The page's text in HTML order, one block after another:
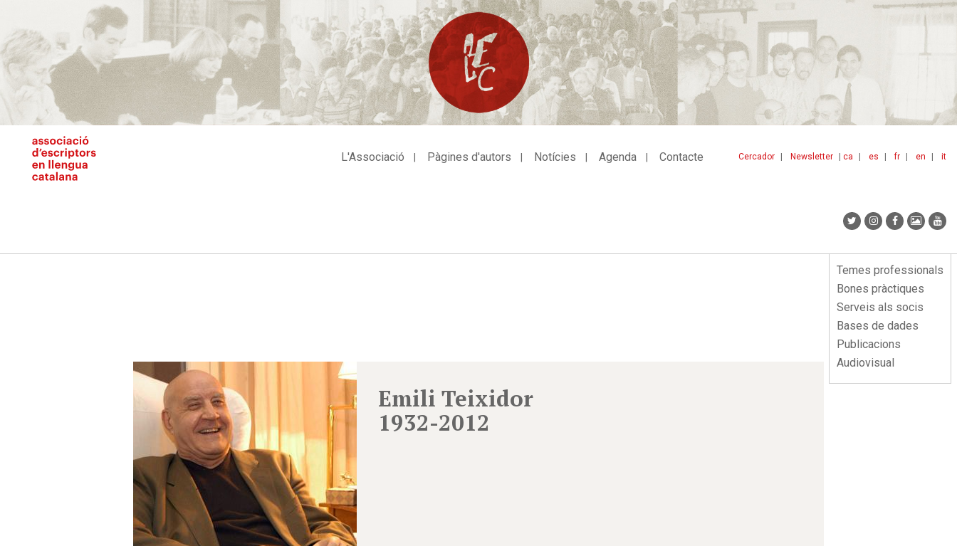
contingut
ca es fr en it
Cercador Newsletter
L'Associació Pàgines d'autors Notícies Agenda Contacte
Menu
lateral
Temes professionals
Bones pràctiques
Serveis als socis
Bases de dades
Publicacions
Audiovisual
Emili Teixidor
1932-2012